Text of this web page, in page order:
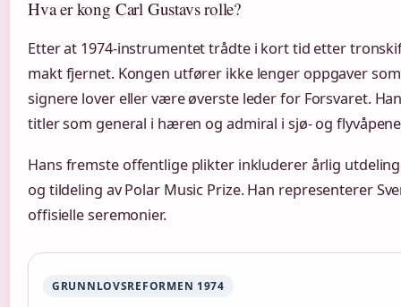
Hva er kong Carl Gustavs rolle?
Etter at 1974-instrumentet trådte i kort tid etter
makt fjernet. Kongen utfører ikke lenger oppgaver
signere lover eller være øverste leder for Forsvaret.
titler som general i hæren og admiral i sjø- og
Hans fremste offentlige plikter inkluderer årlig
og tildeling av Polar Music Prize. Han representerer
offisielle seremonier.
GRUNNLOVSREFORMEN 1974